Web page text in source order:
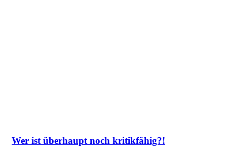
Wer ist überhaupt noch kritikfähig?!